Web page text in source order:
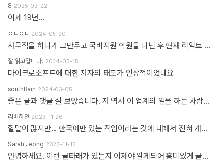
8 2025-03-22
이제 19년...
ㅇㄴㅇㄴ 2024-05-20
사무직을 하다가 그만두고 국비지원 학원을 다닌 후 현재 리액트 개발자로 일하고 있습니다 다행인지 불행인지(?) 컴퓨터 학원을 간게 아니라 디자인 학원을 가게 되었고 그곳에서는 퍼블리셔와 프론트엔드 개발자의 용어를 혼동해서 사용하였습니다 즉 저는 한동한 "HTML 마크업 + 스타일링 + 약간의 이벤트" 오로지 "사용자가 보고 있는 부분"만 다루는 작업이 "프론트엔드 개발"로 알고 있었습니다 ============> 우리가 흔히 퍼블리셔라고 불리는 영역입니다 하지만 학습할수록 사용자 영역과 소위 백엔드라고 불리는 영역과의 호환이 필요하다는 것을 알게 되었고 그때부터 지금까지 배웠던것과 전혀 다른 역할과 기능들을 학습하게 되었습니다 즉 자바스크립트도 event와 document 부분이 아닌 배열과 객체를 편집하는 것을 배워야 하고 API를 호출해 어떻게 사용자 영역으로 가져와야 하는가 등등 기존 퍼블리셔 역할군과 전혀 다른 것들을 다루게 되었습니다 ============> 이것이 프론트엔드 영역입니다 제가 두 가지 길을 모두 걸어본 바 프론트엔드 개발은 퍼블리셔의 완벽한 상위 호환이고 추구하는 목적도, 기술도 완전히 다릅니다 처음부터 다른 길을 가야하고 생각의 구조도 다르게 가야합니다 그런 의미에서 처음에 퍼블리셔라는 말이 처음에는 편가르기 하는것처럼 싫었지만 지금은 명확하게 길을 제시한다는 관점에서 좋다는 생각을 해봅니다
잘 읽고갑니다. 2024-03-15
마이크로소프트에 대한 저자의 태도가 인상적이었네요
southRain 2024-03-05
좋은 글과 댓글 잘 보았습니다. 저 역시 이 업계의 일을 하는 사람으로써 '웹퍼블리셔' 라는 단어를 만드신 분을 이제 알았네요. 해당 용어를 만들어주셔서 감사합니다. 그 덕에 제 업무에 대한 명확한 기준을 세울 수 있었습니다. 전 이제껏 '웹퍼블리셔' 라는 직무에 부끄러운 적 없었습니다. '웹 퍼블리셔' 라는 직무를 부끄러워 하는 건, 본인이 해당 업무를 제대로 이해하지 못하고 잘 수행하지 못하기 때문이라고 생각해요. 해외와 국내의 개발업무 포지션에 대한 단어가 다를 뿐인데, 유독 국내 개발자들 중에는 굳이 급을 나누는 분들이 많더라구요. 근데 그렇게 급을 나누는 만큼 기본이 되어있는지 의심스러울 때도 많았습니다. 퍼블리셔와 상의없이 css framework 로 화면 대충 만들다가... 디자이너 요청 대로 화면 수정 못하고 대뜸 찾아와서는 수정해달라고 하는 적도 많았고... 만들어 준 화면도 자기 맘대로 이것저것 손대다가 오히려 화면 다 틀어지는 경우도 많이 봤습니다. 이런 걸 보면 오히려 '프론트엔드 개발자' 라고 본인을 지칭하는 분들이 해외와 전혀 다른 개념으로 이해하고 있는 게 아닌가 라는 생각도 들었습니다. 이제는 면역이 되서... 그런 분들 만나면 '그러려니...' 하고 말지만요. ㅎㅎ 각자가 맡은 업무가 있는 거고, 각자의 업무를 서로 존중하는 환경이 필요하다고 생각합니다. 그리고 각자의 자리에서 본인 업무를 충실하면 되지 않을까 싶습니다.
리베하얀 2023-11-26
할말이 많지만... 한국에만 있는 직업이라는 것에 대해서 전혀 개의치도 않고 부끄러워할 이유도 없다고 봅니다. 이 직업군에 대해서 이해라며녀 00년대에 무슨일이 일어났었는지.. 알필요가 있고 국내만의 특수한 환경때문에 만들어진 직업군이고... 근래에 들어 국제화가 되면서 문제시 몇몇분이 문제삼는것 같은데... 본인의 업무 바운더리는 본인이 만드는거지.. 그 단어안에 갇혀서 본인의 수준이나 인식을 만든다고 보지 않습니다. 코더니 UI개발자니, 퍼블리셔니, FE니.. 웹마스터니 풀스택이니 ㅎㅎ 많은 직업군으로 불리우고 있지만 솔직히 본인의 역량에 따라 불리운다고 생각합니다. 당시에 신현석님이 던진 하나의 단어에 여전히 밥먹고 살고 있고, 때때론 자부심도 느낍니다.
Sarah Jeong 2023-11-13
안녕하세요. 이런 글타래가 있는지 이제야 알게되어 흥미있게 글타래를 읽어보았네요. 제가 방금 글타래라고 쓴것처럼, 댓글이라는 단어에도 여러 다른 이름이 존재한다는 것을 우리는 암묵적으로 알고 있을 거라 생각하는데요 EX 1.) 글타래(민 우리말. 인터넷 게시판에서 어떤 게시글과 그에 대한 답신으로 쓰여진 게시글들의 모임. [NAVER 국어사전 글 인용]) = 댓글(게시물 밑에 남길 수 있는 글을 표현한 단어) = 코멘트(영어 코멘트를 한국어로 표현한 단어) = 리플(영어 reple을 한국어로 표현한 단어) = 스레드(thread) EX 2.) Height(사물의 높이, 사람의 키&신장, 키가 높음, 지상으로부터의 고도) 해당 단어는 발음에서 논란이 된적이 있습니다. (설마.. 고인물만 아는 거일지도...T^T..) 미국, 영국 등 주요국가에서는 해당 단어의 발음을 한국어 발음 표현으로 '하이트' or '하잍' 라고 읽으나, 스페인어로 해당 단어는 '헤이트' or '헤잍' 라고 읽습니다. 전 세계적으로 스페인어를 쓰는 인구는 2019년 3월 기준으로 4억 6천만명이며, 영어를 사용하는 인구는 3억 7천만명이라고 구글검색에 나옵니다. EX 3.) 2023년 현재 우리나라에서는 각 세대 별로 쓰는 한 가지 표현에 대한 단어들도 다릅니다. 50대 이상이신 분들은 한자어를 주로 사용하신 세대들이고, 10대 ~ 20대분들은 줄임말 또는 은어를 만들어 주로 사용하고 있습니다. 위의 예시와 같이 한 가지를 가리키는 명사에 여러가지 표현이 존재하고, 모든 사람들이 표준어 하나만 사용하고 있지 않으며, 전라도, 충정도, 경상도 방언이 존재한다는 사실도 암묵적으로 우리는 알고 있다 생각합니다 물론, 표준어처럼 한 가지 표현만 존재하면 다시 한번 확인하는 절차없이 의사소통이 원활할테지만, 우리는 일상속에서도 방언이나 댓글, 줄임말 등의 다른 표현들을 받아들이고 있는 존재들입니다. 만드신 분의 말씀대로 그저 지나온 과거에서는 그 표현이 필요하여 쓰여졌었다고 이해하고 넘어가시면 어떨까하여 주절대며 나불거려보았네요.. PS. 쓰잘데기 없는 제 생각을 읽어주셔서 고맙습니다.. AI도 발전해나가고 있는 마당에 같은 인종끼리 싸우지 맙시다~~~ㅋㅋㅋ